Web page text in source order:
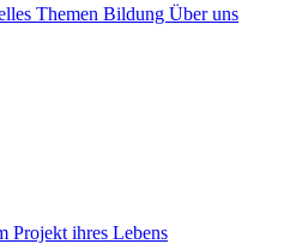
Themen Bildung Über uns
Projekt ihres Lebens